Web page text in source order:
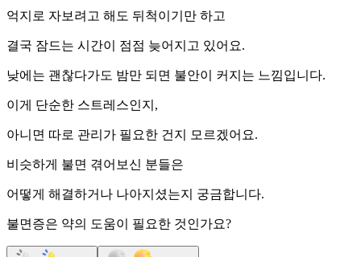
억지로 자보려고 해도 뒤척이기만 하고
결국 잠드는 시간이 점점 늦어지고 있어요.
낮에는 괜찮다가도 밤만 되면 불안이 커지는 느낌입니다.
이게 단순한 스트레스인지,
아니면 따로 관리가 필요한 건지 모르겠어요.
비슷하게 불면 겪어보신 분들은
어떻게 해결하거나 나아지셨는지 궁금합니다.
불면증은 약의 도움이 필요한 것인가요?